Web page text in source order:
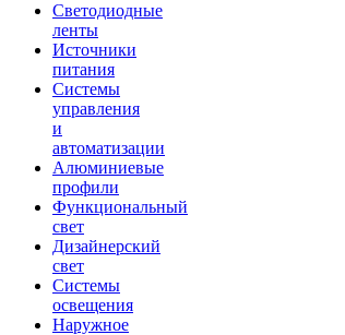
Светодиодные
ленты
Источники
питания
Системы
управления
и
автоматизации
Алюминиевые
профили
Функциональный
свет
Дизайнерский
свет
Системы
освещения
Наружное